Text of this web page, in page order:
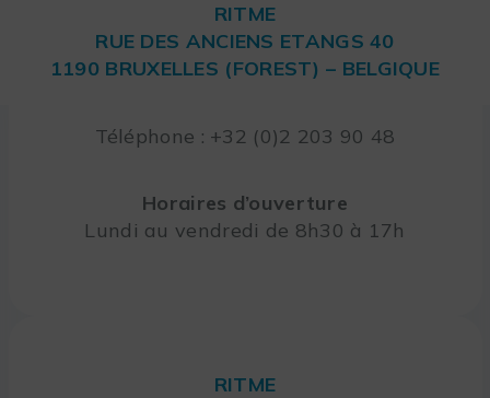
RITME
RUE DES ANCIENS ETANGS 40
1190 BRUXELLES (FOREST) – BELGIQUE
Téléphone : +32 (0)2 203 90 48
Horaires d’ouverture
Lundi au vendredi de 8h30 à 17h
RITME